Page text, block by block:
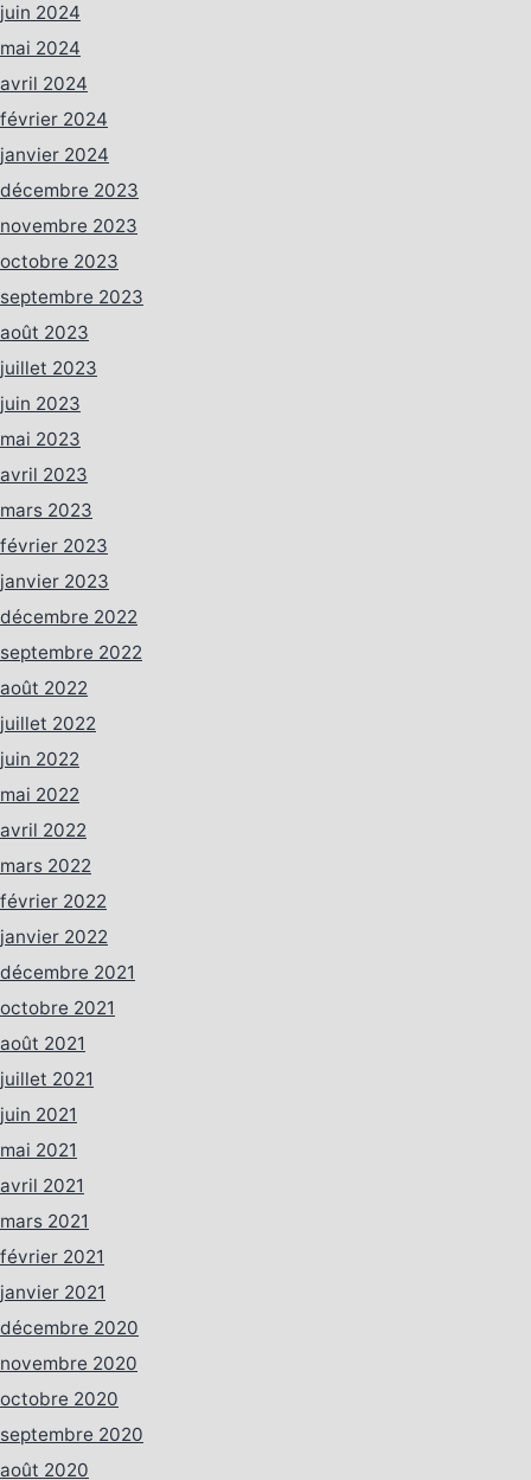
juin 2024
mai 2024
avril 2024
février 2024
janvier 2024
décembre 2023
novembre 2023
octobre 2023
septembre 2023
août 2023
juillet 2023
juin 2023
mai 2023
avril 2023
mars 2023
février 2023
janvier 2023
décembre 2022
septembre 2022
août 2022
juillet 2022
juin 2022
mai 2022
avril 2022
mars 2022
février 2022
janvier 2022
décembre 2021
octobre 2021
août 2021
juillet 2021
juin 2021
mai 2021
avril 2021
mars 2021
février 2021
janvier 2021
décembre 2020
novembre 2020
octobre 2020
septembre 2020
août 2020